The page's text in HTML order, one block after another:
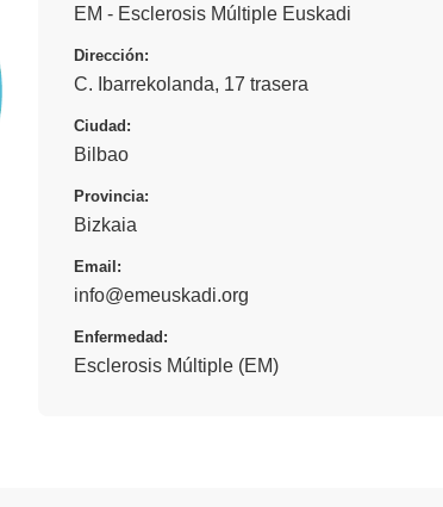
EM - Esclerosis Múltiple Euskadi
Dirección:
C. Ibarrekolanda, 17 trasera
Ciudad:
Bilbao
Provincia:
Bizkaia
Email:
info@emeuskadi.org
Enfermedad:
Esclerosis Múltiple (EM)